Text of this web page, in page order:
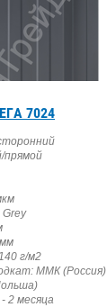
7024
прямой
г/м2
ММК (Россия)
2 месяца